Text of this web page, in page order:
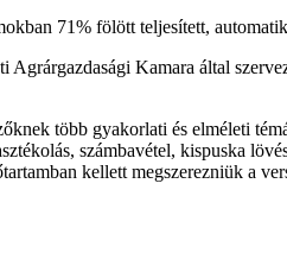
71% fölött teljesített,
Kamara által
több gyakorlati és elméleti
számbavétel, kispuska
kellett megszerezniük a